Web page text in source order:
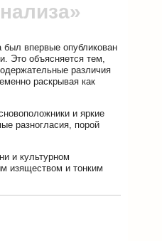
был впервые опубликован
Это объясняется тем,
различия
раскрывая как
и яркие
разногласия, порой
и культурном
изяществом и тонким